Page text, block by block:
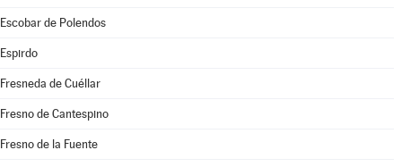
Escobar de Polendos
Espirdo
Fresneda de Cuéllar
Fresno de Cantespino
Fresno de la Fuente